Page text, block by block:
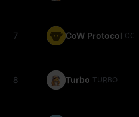
7 CoW Protocol COW
8 Turbo TURBO